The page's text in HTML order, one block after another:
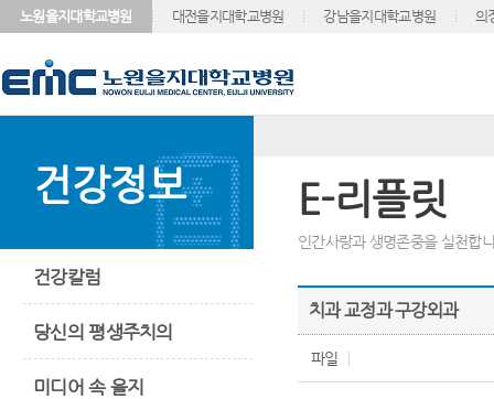
노원을지대학교병원 대전을지대학교병원 강남을지대학교병원 의
건강정보
건강칼럼
당신의 평생주치의
미디어 속 을지
E-리플릿
인간사랑과 생명존중을 실천합
치과 교정과 구강외과
파일